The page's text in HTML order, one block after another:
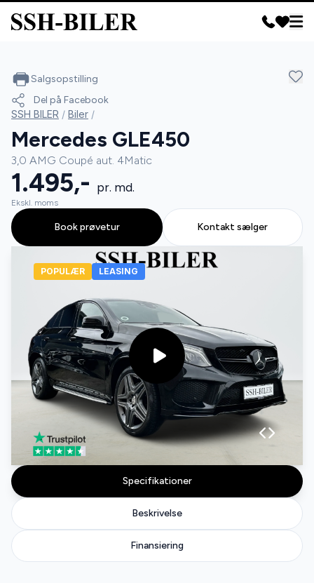
POPULÆR LEASING
Specifikationer
Beskrivelse
Finansiering
Salgsopstilling
Del på Facebook
SSH BILER / Biler /
Mercedes GLE450
3,0 AMG Coupé aut. 4Matic
1.495,- pr. md.
Ekskl. moms
Book prøvetur Kontakt sælger